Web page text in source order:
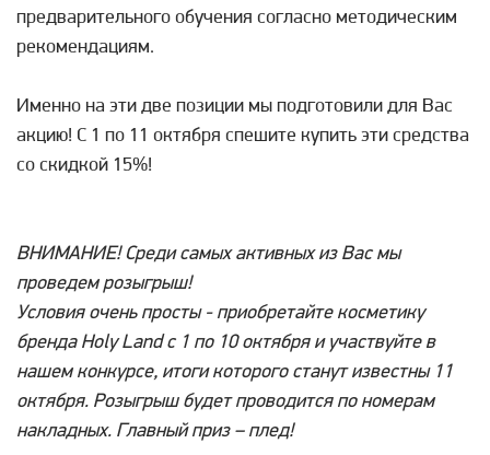
предварительного обучения согласно методическим
рекомендациям.
Именно на эти две позиции мы подготовили для Вас
акцию! С 1 по 11 октября спешите купить эти средства
со скидкой 15%!
ВНИМАНИЕ! Среди самых активных из Вас мы
проведем розыгрыш!
Условия очень просты - приобретайте косметику
бренда Holy Land с 1 по 10 октября и участвуйте в
нашем конкурсе, итоги которого станут известны 11
октября. Розыгрыш будет проводится по номерам
накладных. Главный приз – плед!